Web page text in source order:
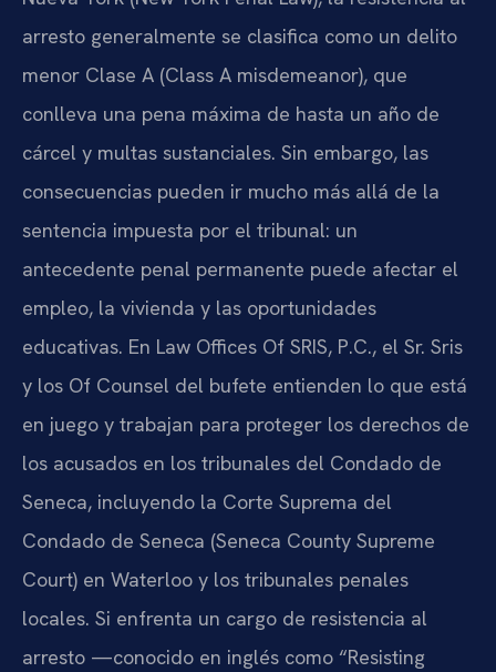
arresto generalmente se clasifica como un delito
menor Clase A (Class A misdemeanor), que
conlleva una pena máxima de hasta un año de
cárcel y multas sustanciales. Sin embargo, las
consecuencias pueden ir mucho más allá de la
sentencia impuesta por el tribunal: un
antecedente penal permanente puede afectar el
empleo, la vivienda y las oportunidades
educativas. En Law Offices Of SRIS, P.C., el Sr. Sris
y los Of Counsel del bufete entienden lo que está
en juego y trabajan para proteger los derechos de
los acusados en los tribunales del Condado de
Seneca, incluyendo la Corte Suprema del
Condado de Seneca (Seneca County Supreme
Court) en Waterloo y los tribunales penales
locales. Si enfrenta un cargo de resistencia al
arresto —conocido en inglés como “Resisting